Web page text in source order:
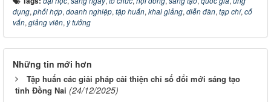
dụng, phối hợp, doanh nghiệp, tập huấn, khai giảng, diễn đàn, tạp chí, cố
vấn, giảng viên, ý tưởng
Những tin mới hơn
Tập huấn các giải pháp cải thiện chỉ số đổi mới sáng tạo
tỉnh Đồng Nai (24/12/2025)